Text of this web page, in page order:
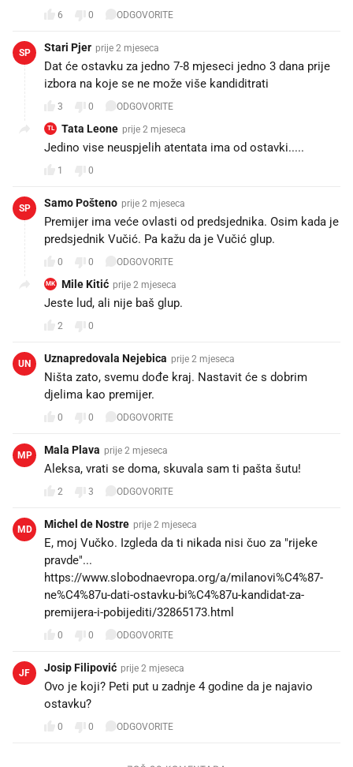
6 0 ODGOVORITE
SP Stari Pjer prije 2 mjeseca
Dat će ostavku za jedno 7-8 mjeseci jedno 3 dana prije
izbora na koje se ne može više kandiditrati
3 0 ODGOVORITE
TL Tata Leone prije 2 mjeseca
Jedino vise neuspjelih atentata ima od ostavki.....
1 0
SP Samo Pošteno prije 2 mjeseca
Premijer ima veće ovlasti od predsjednika. Osim kada je
predsjednik Vučić. Pa kažu da je Vučić glup.
0 0 ODGOVORITE
MK Mile Kitić prije 2 mjeseca
Jeste lud, ali nije baš glup.
2 0
UN Uznapredovala Nejebica prije 2 mjeseca
Ništa zato, svemu dođe kraj. Nastavit će s dobrim
djelima kao premijer.
0 0 ODGOVORITE
MP Mala Plava prije 2 mjeseca
Aleksa, vrati se doma, skuvala sam ti pašta šutu!
2 3 ODGOVORITE
MD Michel de Nostre prije 2 mjeseca
E, moj Vučko. Izgleda da ti nikada nisi čuo za "rijeke
pravde"...
https://www.slobodnaevropa.org/a/milanovi%C4%87-
ne%C4%87u-dati-ostavku-bi%C4%87u-kandidat-za-
premijera-i-pobijediti/32865173.html
0 0 ODGOVORITE
JF Josip Filipović prije 2 mjeseca
Ovo je koji? Peti put u zadnje 4 godine da je najavio
ostavku?
0 0 ODGOVORITE